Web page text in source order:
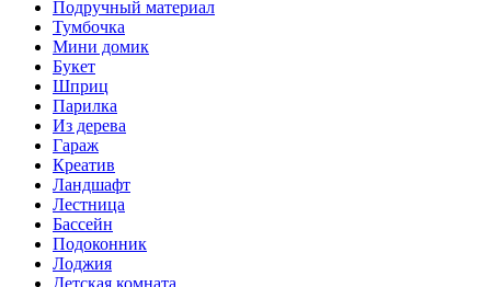
Подручный материал
Тумбочка
Мини домик
Букет
Шприц
Парилка
Из дерева
Гараж
Креатив
Ландшафт
Лестница
Бассейн
Подоконник
Лоджия
Детская комната